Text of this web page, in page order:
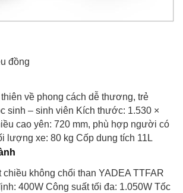
đồng
về phong cách dễ thương, trẻ
sinh – sinh viên Kích thước: 1.530 ×
cao yên: 720 mm, phù hợp người có
lượng xe: 80 kg Cốp dung tích 11L
không chổi than YADEA TTFAR
400W Công suất tối đa: 1.050W Tốc